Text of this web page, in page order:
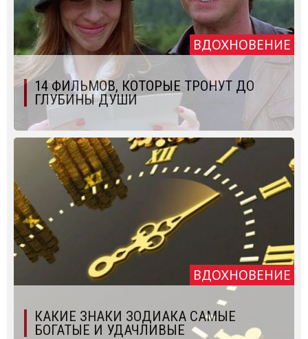
ВДОХНОВЕНИЕ
14 ФИЛЬМОВ, КОТОРЫЕ ТРОНУТ ДО
ГЛУБИНЫ ДУШИ
ВДОХНОВЕНИЕ
КАКИЕ ЗНАКИ ЗОДИАКА САМЫЕ
БОГАТЫЕ И УДАЧЛИВЫЕ